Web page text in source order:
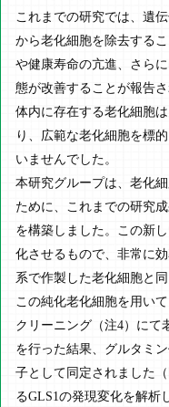
これまでの研究では、遺
から老化細胞を除去する
や健康寿命の亢進、さら
態が改善することが報告
体内に存在する老化細胞
り、広範な老化細胞を標
いませんでした。
本研究グループは、老化
ために、これまでの研究
を構築しました。この新
化させるもので、非常に
系で作製した老化細胞と
この純化老化細胞を用い
クリーニング（注4）にて
を行った結果、グルタミ
子として同定されました
るGLS1の発現変化を解析